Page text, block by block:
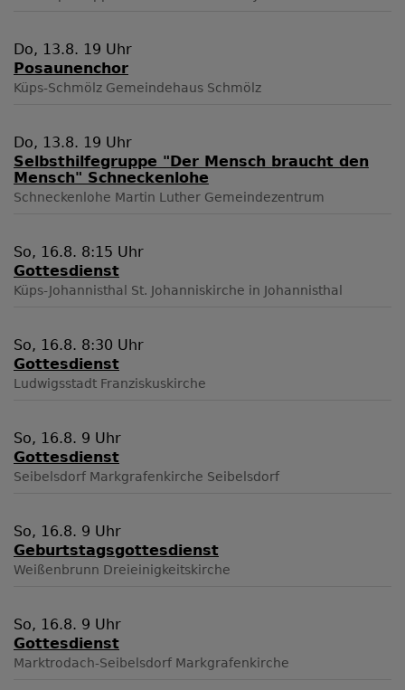
Do, 13.8. 19 Uhr
Posaunenchor
Küps-Schmölz Gemeindehaus Schmölz
Do, 13.8. 19 Uhr
Selbsthilfegruppe "Der Mensch braucht den
Mensch" Schneckenlohe
Schneckenlohe Martin Luther Gemeindezentrum
So, 16.8. 8:15 Uhr
Gottesdienst
Küps-Johannisthal St. Johanniskirche in Johannisthal
So, 16.8. 8:30 Uhr
Gottesdienst
Ludwigsstadt Franziskuskirche
So, 16.8. 9 Uhr
Gottesdienst
Seibelsdorf Markgrafenkirche Seibelsdorf
So, 16.8. 9 Uhr
Geburtstagsgottesdienst
Weißenbrunn Dreieinigkeitskirche
So, 16.8. 9 Uhr
Gottesdienst
Marktrodach-Seibelsdorf Markgrafenkirche